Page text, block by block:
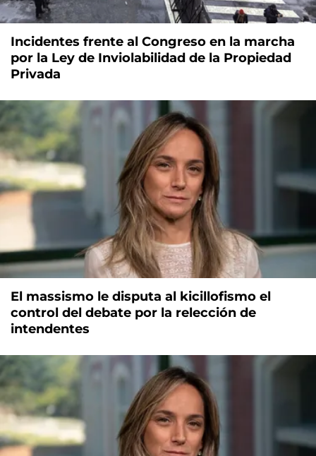
Incidentes frente al Congreso en la marcha
por la Ley de Inviolabilidad de la Propiedad
Privada
El massismo le disputa al kicillofismo el
control del debate por la relección de
intendentes